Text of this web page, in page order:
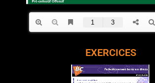
EXERCICES